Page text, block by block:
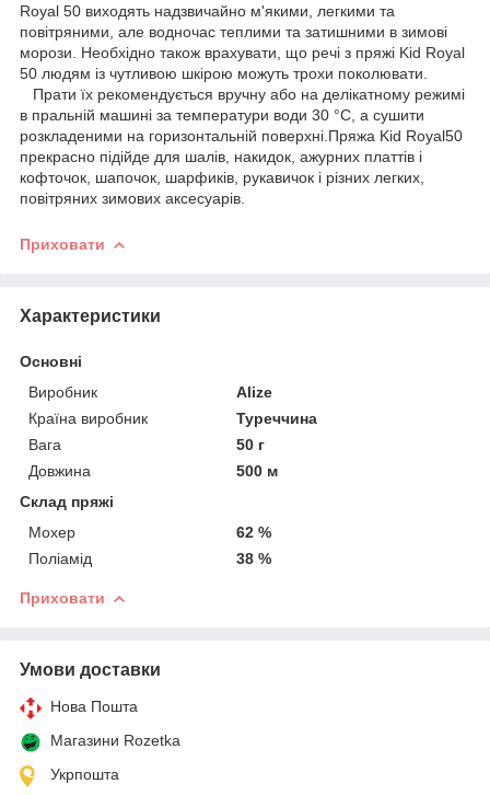
Royal 50 виходять надзвичайно м'якими, легкими та
повітряними, але водночас теплими та затишними в зимові
морози. Необхідно також врахувати, що речі з пряжі Kid Royal
50 людям із чутливою шкірою можуть трохи поколювати.
Прати їх рекомендується вручну або на делікатному режимі
в пральній машині за температури води 30 °C, а сушити
розкладеними на горизонтальній поверхні.Пряжа Kid Royal50
прекрасно підійде для шалів, накидок, ажурних платтів і
кофточок, шапочок, шарфиків, рукавичок і різних легких,
повітряних зимових аксесуарів.
Приховати
Характеристики
Основні
Виробник
Alize
Країна виробник
Туреччина
Вага
50 г
Довжина
500 м
Склад пряжі
Мохер
62 %
Поліамід
38 %
Приховати
Умови доставки
Нова Пошта
Магазини Rozetka
Укрпошта